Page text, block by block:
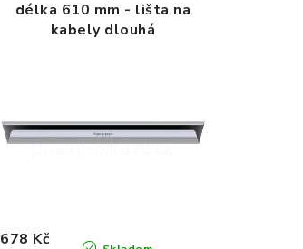
délka 610 mm - lišta na
kabely dlouhá
678 Kč